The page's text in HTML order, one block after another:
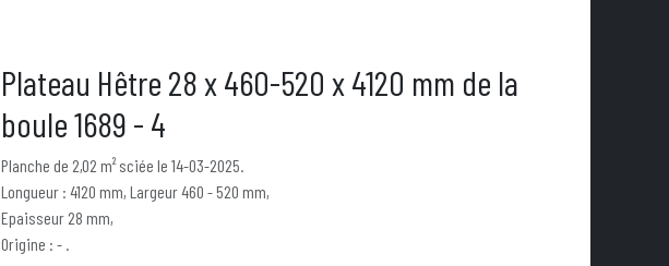
Plateau Hêtre 28 x 460-520 x 4120 mm de la
boule 1689 - 4
Planche de 2,02 m² sciée le 14-03-2025.
Longueur : 4120 mm, Largeur 460 - 520 mm,
Epaisseur 28 mm,
Origine : - .